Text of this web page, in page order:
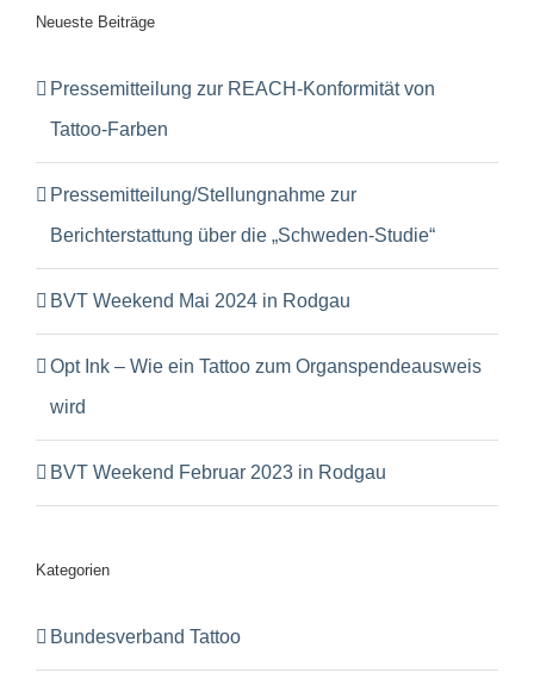
Neueste Beiträge
Pressemitteilung zur REACH-Konformität von
Tattoo-Farben
Pressemitteilung/Stellungnahme zur
Berichterstattung über die „Schweden-Studie“
BVT Weekend Mai 2024 in Rodgau
Opt Ink – Wie ein Tattoo zum Organspendeausweis
wird
BVT Weekend Februar 2023 in Rodgau
Kategorien
Bundesverband Tattoo